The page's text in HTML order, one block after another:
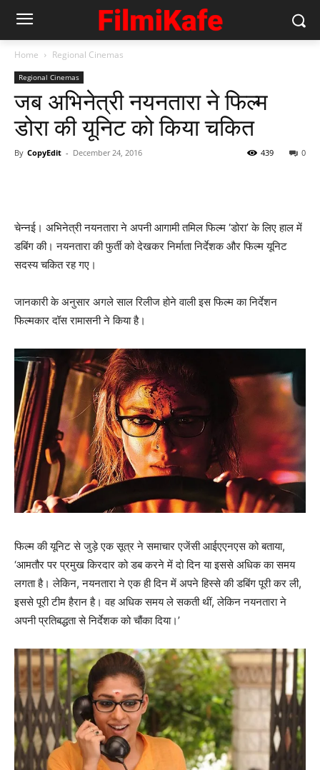
Home Regional Cinemas
Regional Cinemas
जब अभिनेत्री नयनतारा ने फिल्‍म
डोरा की यूनिट को किया चकित
By CopyEdit - December 24, 2016 0
439
चेन्नई। अभिनेत्री नयनतारा ने अपनी आगामी तमिल फिल्म ‘डोरा’ के लिए हाल में
डबिंग की। नयनतारा की फुर्ती को देखकर निर्माता निर्देशक और फिल्‍म यूनिट
सदस्‍य चकित रह गए।
जानकारी के अनुसार अगले साल रिलीज होने वाली इस फिल्‍म का निर्देशन
फिल्‍मकार दॉस रामासनी ने किया है।
फिल्म की यूनिट से जुड़े एक सूत्र ने समाचार एजेंसी आईएएनएस को बताया,
‘आमतौर पर प्रमुख किरदार को डब करने में दो दिन या इससे अधिक का समय
लगता है। लेकिन, नयनतारा ने एक ही दिन में अपने हिस्से की डबिंग पूरी कर ली,
इससे पूरी टीम हैरान है। वह अधिक समय ले सकती थीं, लेकिन नयनतारा ने
अपनी प्रतिबद्धता से निर्देशक को चौंका दिया।’